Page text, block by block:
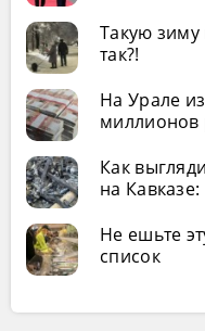
Такую зиму
так?!
На Урале
миллионов
Как
на
Не ешьте
список